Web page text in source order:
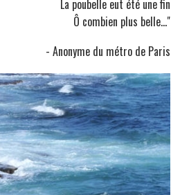
La poubelle eut été une fin
Ô combien plus belle..."
- Anonyme du métro de Paris